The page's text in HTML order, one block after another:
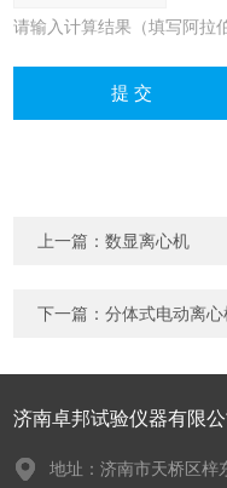
请输入计算结果（填写阿拉
上一篇：数显离心机
下一篇：分体式电动离心
济南卓邦试验仪器有限公
地址：济南市天桥区梓